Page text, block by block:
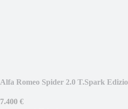
Alfa Romeo Spider 2.0 T.Spark
7.400 €